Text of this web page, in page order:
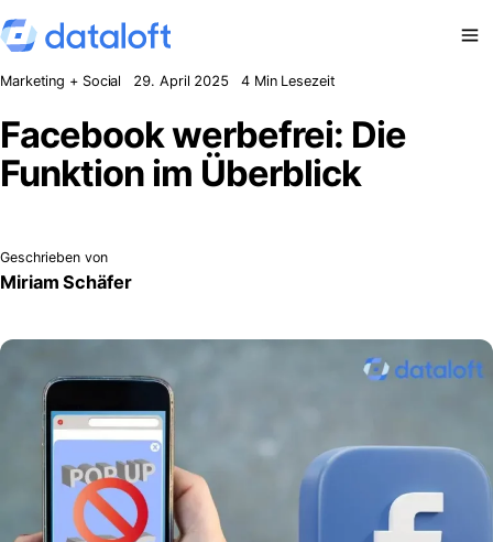
Zum Inhalt springen
Marketing + Social 29. April 2025 4 Min Lesezeit
Facebook werbefrei: Die
Funktion im Überblick
Geschrieben von
Miriam Schäfer